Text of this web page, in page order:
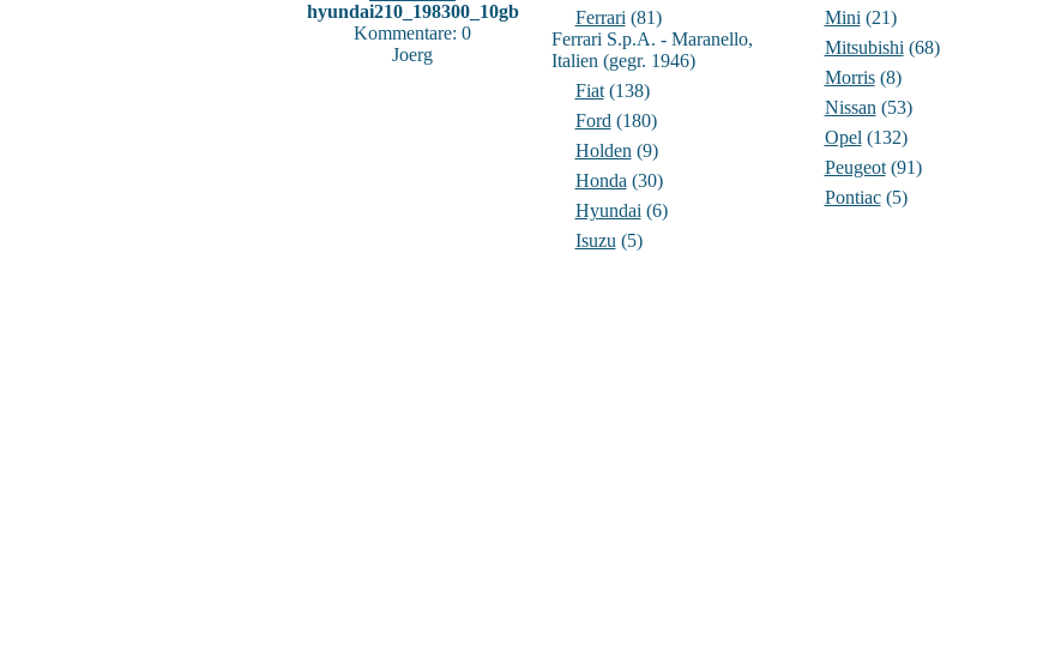
hyundai210_198300_10gb
Kommentare: 0
Joerg
Ferrari (81)
Ferrari S.p.A. - Maranello,
Italien (gegr. 1946)
Fiat(138)
Ford (180)
Holden (9)
Honda (30)
Hyundai (6)
Isuzu (5)
Mini (21)
Mitsubishi (68)
Morris(8)
Nissan (53)
Opel (132)
Peugeot(91)
Pontiac(5)